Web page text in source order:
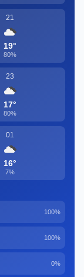
21
19°
80%
23
17°
80%
01
16°
7%
100%
100%
0%